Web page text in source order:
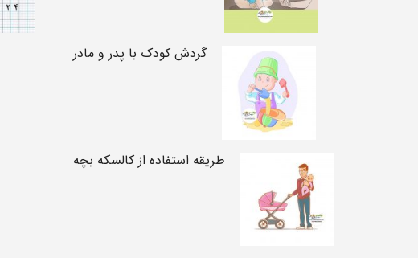
گردش کودک با پدر و مادر
طریقه استفاده از کالسکه بچه